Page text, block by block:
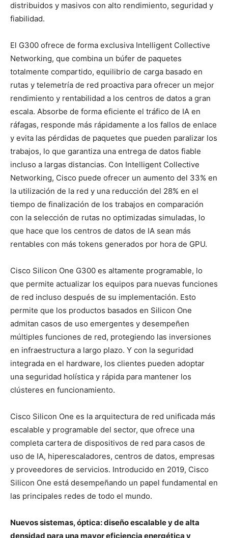
distribuidos y masivos con alto rendimiento, seguridad y
fiabilidad.
El G300 ofrece de forma exclusiva Intelligent Collective
Networking, que combina un búfer de paquetes
totalmente compartido, equilibrio de carga basado en
rutas y telemetría de red proactiva para ofrecer un mejor
rendimiento y rentabilidad a los centros de datos a gran
escala. Absorbe de forma eficiente el tráfico de IA en
ráfagas, responde más rápidamente a los fallos de enlace
y evita las pérdidas de paquetes que pueden paralizar los
trabajos, lo que garantiza una entrega de datos fiable
incluso a largas distancias. Con Intelligent Collective
Networking, Cisco puede ofrecer un aumento del 33% en
la utilización de la red y una reducción del 28% en el
tiempo de finalización de los trabajos en comparación
con la selección de rutas no optimizadas simuladas, lo
que hace que los centros de datos de IA sean más
rentables con más tokens generados por hora de GPU.
Cisco Silicon One G300 es altamente programable, lo
que permite actualizar los equipos para nuevas funciones
de red incluso después de su implementación. Esto
permite que los productos basados en Silicon One
admitan casos de uso emergentes y desempeñen
múltiples funciones de red, protegiendo las inversiones
en infraestructura a largo plazo. Y con la seguridad
integrada en el hardware, los clientes pueden adoptar
una seguridad holística y rápida para mantener los
clústeres en funcionamiento.
Cisco Silicon One es la arquitectura de red unificada más
escalable y programable del sector, que ofrece una
completa cartera de dispositivos de red para casos de
uso de IA, hiperescaladores, centros de datos, empresas
y proveedores de servicios. Introducido en 2019, Cisco
Silicon One está desempeñando un papel fundamental en
las principales redes de todo el mundo.
Nuevos sistemas, óptica: diseño escalable y de alta
densidad para una mayor eficiencia energética y